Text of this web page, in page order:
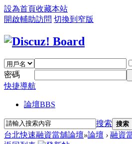
設為首頁收藏本站
開啟輔助訪問 切換到窄版
密碼
快捷導航
論壇BBS
搜索 搜索
台北快速融資當舖論壇»論壇 › 融資